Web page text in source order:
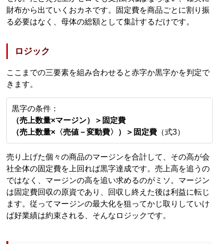
財布から出ていくおカネです。固定費を商品ごとに割り振
る必要はなく、母体の総額として集計するだけです。
ロジック
ここまでの三要素を組み合わせると赤字か黒字かを判定で
きます。
黒字の条件：
（売上数量×マージン）＞固定費
（売上数量×〈売値－変動費〉）＞固定費 （式3）
売り上げた個々の商品のマージンを合計して、その高が会
社全体の固定費を上回れば黒字達成です。売上高を追うの
ではなく、マージンの高を追い求めるのがミソ。マージン
は固定費回収の原資であり、回収し終えた後は利益に転じ
ます。従ってマージンの最大化を狙ってかじ取りしていけ
ば好業績は約束される、そんなロジックです。